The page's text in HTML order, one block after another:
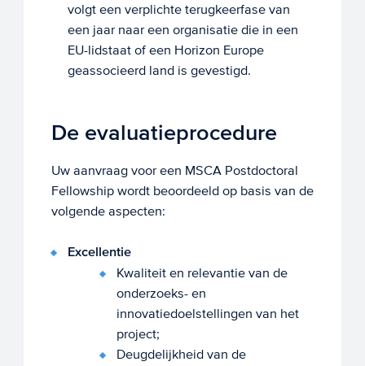
volgt een verplichte terugkeerfase van
een jaar naar een organisatie die in een
EU-lidstaat of een Horizon Europe
geassocieerd land is gevestigd.
De evaluatieprocedure
Uw aanvraag voor een MSCA Postdoctoral
Fellowship wordt beoordeeld op basis van de
volgende aspecten:
Excellentie
Kwaliteit en relevantie van de
onderzoeks- en
innovatiedoelstellingen van het
project;
Deugdelijkheid van de